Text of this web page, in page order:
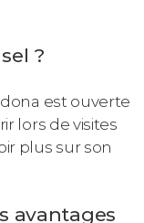
?
est ouverte
lors de visites
plus sur son
avantages